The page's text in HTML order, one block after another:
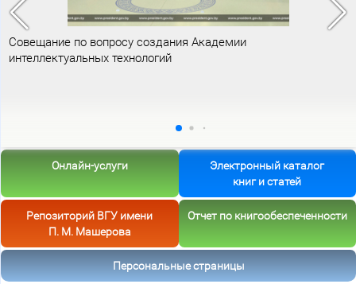
Совещание по вопросу создания Академии
интеллектуальных технологий
Онлайн-услуги
Электронный каталог
книг и статей
Репозиторий ВГУ имени
П. М. Машерова
Отчет по книгообеспеченности
Персональные страницы